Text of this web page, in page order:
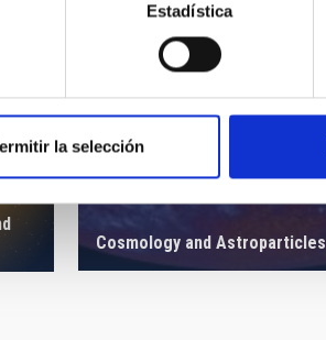
Estadística
la selección
Cosmology and Astroparticles